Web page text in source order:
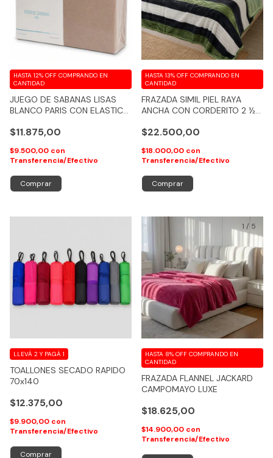
JUEGO DE SABANAS LISAS
BLANCO PARIS CON ELASTICO
$11.875,00
HASTA 12% OFF COMPRANDO EN
CANTIDAD
$9.500,00 con
Transferencia/Efectivo
Comprar
FRAZADA SIMIL PIEL RAYA
ANCHA CON CORDERITO 2 ½
$22.500,00
HASTA 13% OFF COMPRANDO EN
CANTIDAD
$18.000,00 con
Transferencia/Efectivo
Comprar
TOALLONES SECADO RAPIDO
70x140
$12.375,00
LLEVÁ 2 Y PAGÁ 1
$9.900,00 con
Transferencia/Efectivo
1 / 5
FRAZADA FLANNEL JACKARD
CAMPOMAYO LUXE
$18.625,00
HASTA 8% OFF COMPRANDO EN
CANTIDAD
$14.900,00 con
Transferencia/Efectivo